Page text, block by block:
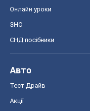
Онлайн уроки
ЗНО
СНД посібники
Авто
Тест Драйв
Акції